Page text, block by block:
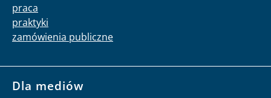
praca
praktyki
zamówienia publiczne
Dla mediów